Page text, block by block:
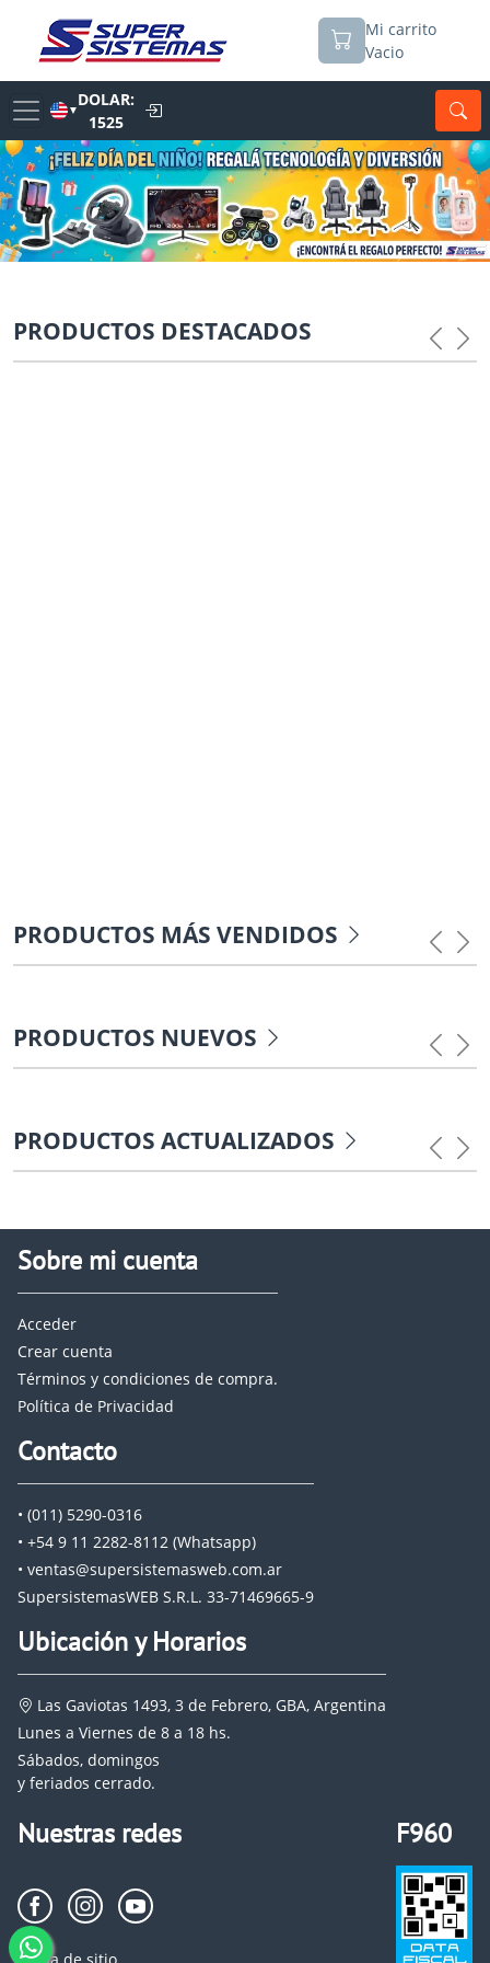
Mi carrito
Vacio
▼
DOLAR:
1525
PRODUCTOS DESTACADOS
PRODUCTOS MÁS VENDIDOS
PRODUCTOS NUEVOS
PRODUCTOS ACTUALIZADOS
Sobre mi cuenta
Acceder
Crear cuenta
Términos y condiciones de compra.
Política de Privacidad
Contacto
• (011) 5290-0316
• +54 9 11 2282-8112 (Whatsapp)
• ventas@supersistemasweb.com.ar
SupersistemasWEB S.R.L. 33-71469665-9
Ubicación y Horarios
Las Gaviotas 1493, 3 de Febrero, GBA, Argentina
Lunes a Viernes de 8 a 18 hs.
Sábados, domingos
y feriados cerrado.
Nuestras redes
Mapa de sitio
F960